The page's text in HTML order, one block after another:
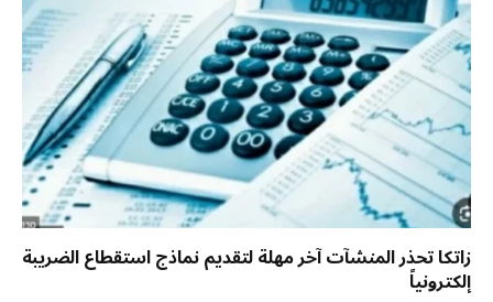
زاتكا تحذر المنشآت آخر مهلة لتقديم نماذج استقطاع الضريبة
إلكترونياً